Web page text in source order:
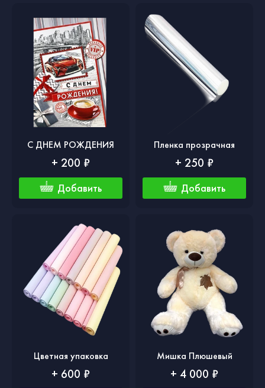
С ДНЕМ РОЖДЕНИЯ
+ 200 ₽
Добавить
Пленка прозрачная
+ 250 ₽
Добавить
Цветная упаковка
+ 600 ₽
Мишка Плюшевый
+ 4 000 ₽